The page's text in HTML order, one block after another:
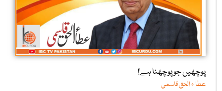
پوچھیں جو پوچھنا ہے!
عطا ء الحق قاسمی